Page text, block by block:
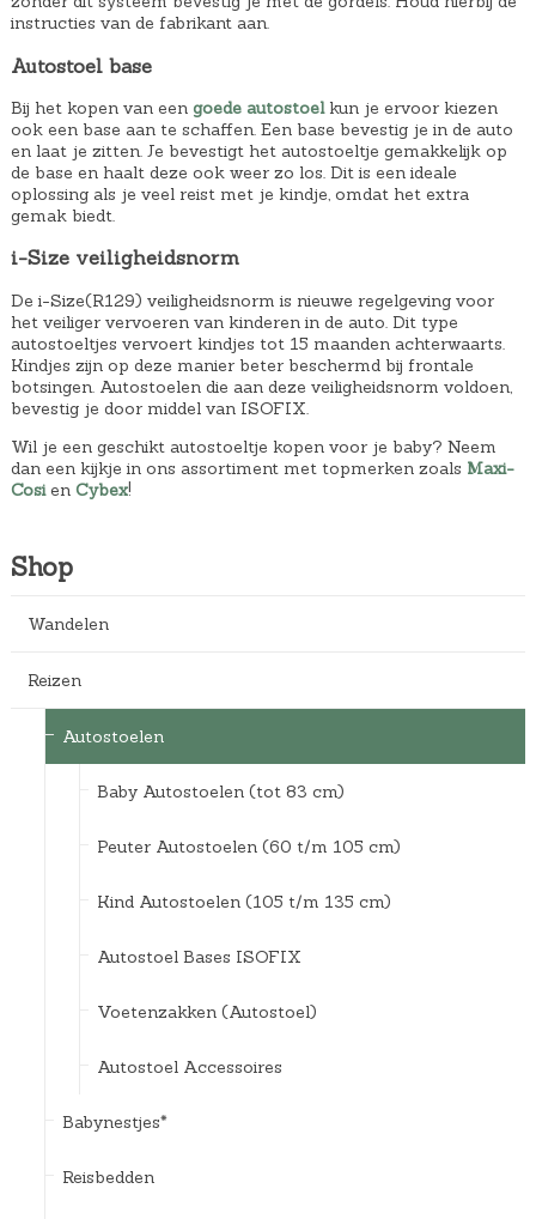
instructies van de fabrikant aan.
Autostoel base
Bij het kopen van een goede autostoelkun je ervoor kiezen
ook een base aan te schaffen. Een base bevestig je in de auto
en laat je zitten. Je bevestigt het autostoeltje gemakkelijk op
de base en haalt deze ook weer zo los. Dit is een ideale
oplossing als je veel reist met je kindje, omdat het extra
gemak biedt.
i-Size veiligheidsnorm
De i-Size(R129) veiligheidsnorm is nieuwe regelgeving voor
het veiliger vervoeren van kinderen in de auto. Dit type
autostoeltjes vervoert kindjes tot 15 maanden achterwaarts.
Kindjes zijn op deze manier beter beschermd bij frontale
botsingen. Autostoelen die aan deze veiligheidsnorm voldoen,
bevestig je door middel van ISOFIX.
Wil je een geschikt autostoeltje kopen voor je baby? Neem
dan een kijkje in ons assortiment met topmerken zoals Maxi-
Cosien Cybex!
Shop
Wandelen
Reizen
Autostoelen
Baby Autostoelen (tot 83 cm)
Peuter Autostoelen (60 t/m 105 cm)
Kind Autostoelen (105 t/m 135 cm)
Autostoel Bases ISOFIX
Voetenzakken (Autostoel)
Autostoel Accessoires
Babynestjes*
Reisbedden